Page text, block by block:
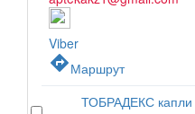
Viber
directionsМаршрут
ТОБРАДЕКС капли